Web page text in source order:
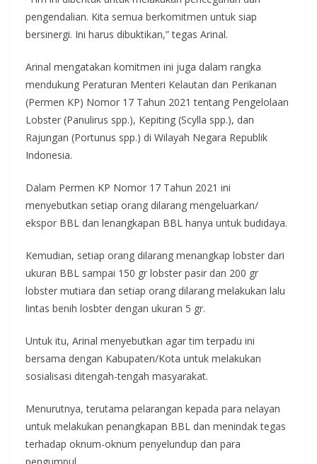
pengendalian. Kita semua berkomitmen untuk siap
bersinergi. Ini harus dibuktikan,” tegas Arinal.
Arinal mengatakan komitmen ini juga dalam rangka
mendukung Peraturan Menteri Kelautan dan Perikanan
(Permen KP) Nomor 17 Tahun 2021 tentang Pengelolaan
Lobster (Panulirus spp.), Kepiting (Scylla spp.), dan
Rajungan (Portunus spp.) di Wilayah Negara Republik
Indonesia.
Dalam Permen KP Nomor 17 Tahun 2021 ini
menyebutkan setiap orang dilarang mengeluarkan/
ekspor BBL dan lenangkapan BBL hanya untuk budidaya.
Kemudian, setiap orang dilarang menangkap lobster dari
ukuran BBL sampai 150 gr lobster pasir dan 200 gr
lobster mutiara dan setiap orang dilarang melakukan lalu
lintas benih losbter dengan ukuran 5 gr.
Untuk itu, Arinal menyebutkan agar tim terpadu ini
bersama dengan Kabupaten/Kota untuk melakukan
sosialisasi ditengah-tengah masyarakat.
Menurutnya, terutama pelarangan kepada para nelayan
untuk melakukan penangkapan BBL dan menindak tegas
terhadap oknum-oknum penyelundup dan para
pengumpul.